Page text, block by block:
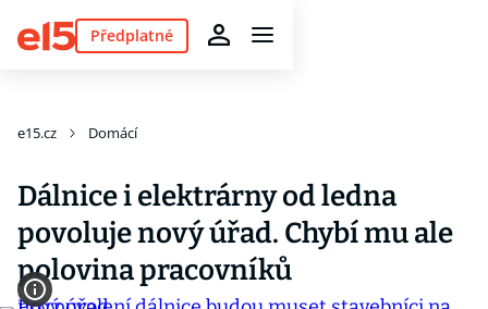
Předplatné
e15.cz Domácí
Dálnice i elektrárny od ledna
povoluje nový úřad. Chybí mu ale
polovina pracovníků